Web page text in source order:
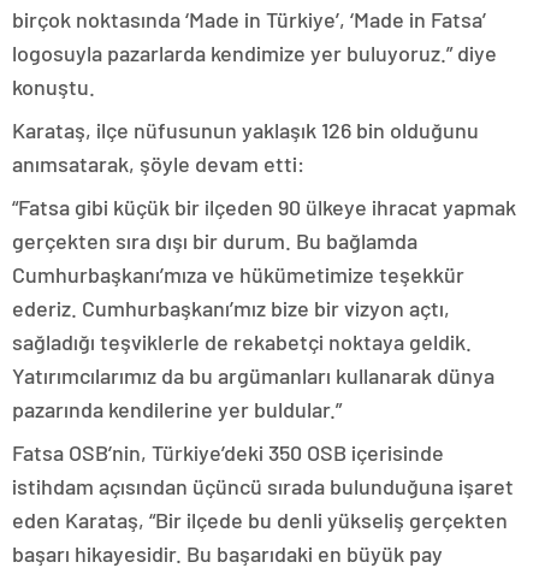
birçok noktasında ‘Made in Türkiye’, ‘Made in Fatsa’
logosuyla pazarlarda kendimize yer buluyoruz.” diye
konuştu.
Karataş, ilçe nüfusunun yaklaşık 126 bin olduğunu
anımsatarak, şöyle devam etti:
“Fatsa gibi küçük bir ilçeden 90 ülkeye ihracat yapmak
gerçekten sıra dışı bir durum. Bu bağlamda
Cumhurbaşkanı’mıza ve hükümetimize teşekkür
ederiz. Cumhurbaşkanı’mız bize bir vizyon açtı,
sağladığı teşviklerle de rekabetçi noktaya geldik.
Yatırımcılarımız da bu argümanları kullanarak dünya
pazarında kendilerine yer buldular.”
Fatsa OSB’nin, Türkiye’deki 350 OSB içerisinde
istihdam açısından üçüncü sırada bulunduğuna işaret
eden Karataş, “Bir ilçede bu denli yükseliş gerçekten
başarı hikayesidir. Bu başarıdaki en büyük pay